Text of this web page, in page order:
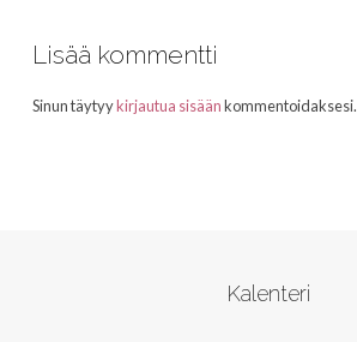
Lisää kommentti
Sinun täytyykirjautua sisäänkommentoidaksesi.
Kalenteri